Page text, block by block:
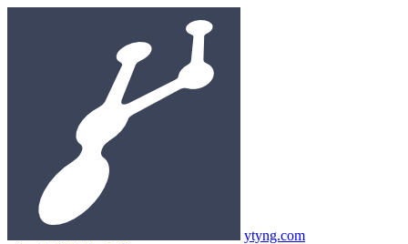
ytyng.com